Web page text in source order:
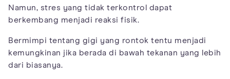
Namun, stres yang tidak terkontrol dapat
berkembang menjadi reaksi fisik.
Bermimpi tentang gigi yang rontok tentu menjadi
kemungkinan jika berada di bawah tekanan yang lebih
dari biasanya.